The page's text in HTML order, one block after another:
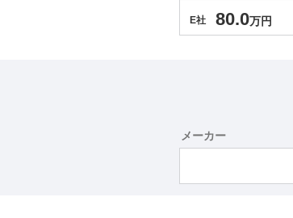
E社 80.0万円
メーカー